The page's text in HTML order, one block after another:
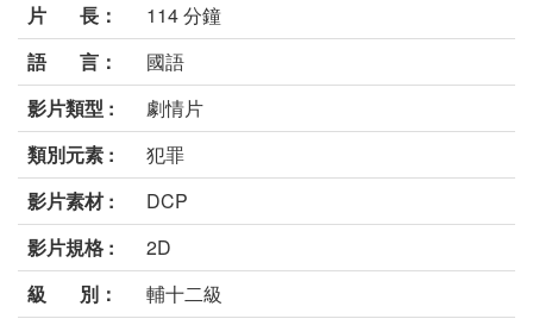
片 長：
114 分鐘
語 言：
國語
影片類型 :
劇情片
類別元素 :
犯罪
影片素材 :
DCP
影片規格 :
2D
級 別：
輔十二級